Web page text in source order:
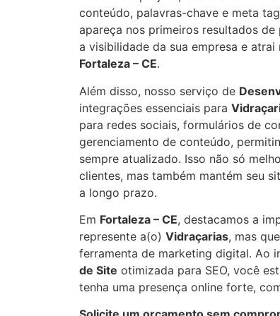
conteúdo, palavras-chave e meta
apareça nos primeiros resultados
a visibilidade da sua empresa e
Fortaleza – CE.
Além disso, nosso serviço de
integrações essenciais para
para redes sociais, formulários de
gerenciamento de conteúdo,
sempre atualizado. Isso não só
clientes, mas também mantém seu
a longo prazo.
Em Fortaleza – CE, destacamos a
represente a(o) Vidraçarias, mas
ferramenta de marketing digital. Ao
de Site otimizada para SEO, você
tenha uma presença online forte,